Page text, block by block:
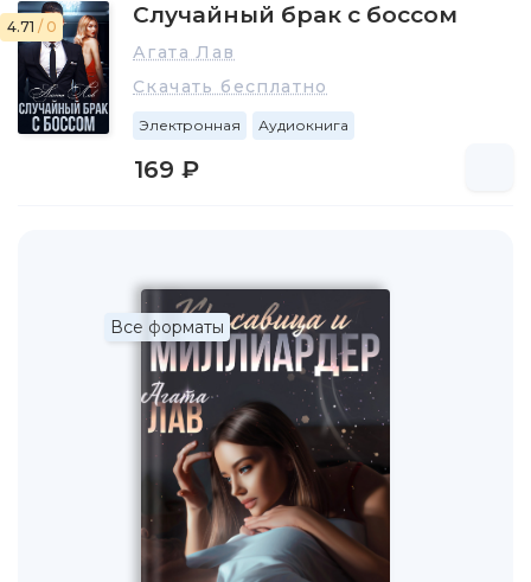
4.71 / 0 Случайный брак с боссом
Агата Лав
Скачать бесплатно
Электронная Аудиокнига
169 ₽
Все форматы